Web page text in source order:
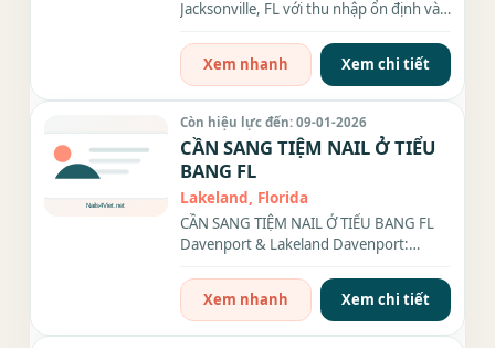
Jacksonville, FL với thu nhập ổn định và
Xem nhanh
Xem chi tiết
Còn hiệu lực đến: 09-01-2026
CẦN SANG TIỆM NAIL Ở TIỂU
BANG FL
Lakeland, Florida
CẦN SANG TIỆM NAIL Ở TIỂU BANG FL
Davenport & Lakeland Davenport:
$380K...
Xem nhanh Xem chi tiết